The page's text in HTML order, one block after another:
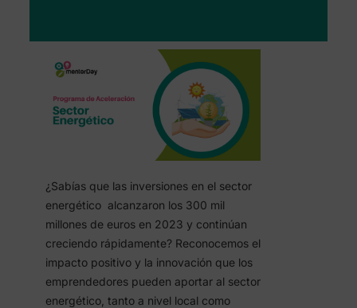
¿Sabías que las inversiones en el sector
energético alcanzaron los 300 mil
millones de euros en 2023 y continúan
creciendo rápidamente? Reconocemos el
impacto positivo y la innovación que los
emprendedores pueden aportar al sector
energético, tanto a nivel local como